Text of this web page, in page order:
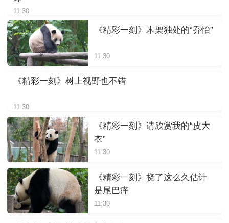
11:30
《精彩一刻》木架独处的“乔怡”
11:30
《精彩一刻》树上视野也不错
11:30
《精彩一刻》请欣赏我的“皮大
衣”
11:30
《精彩一刻》挠了这么久估计
是尾巴痒
11:30